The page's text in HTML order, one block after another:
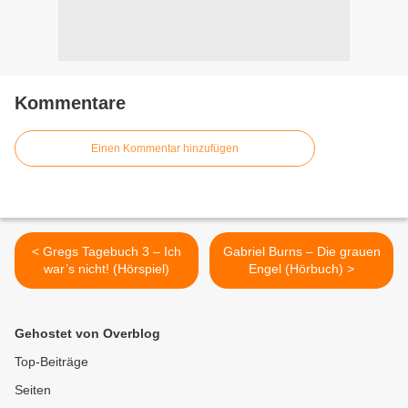
Kommentare
Einen Kommentar hinzufügen
< Gregs Tagebuch 3 – Ich
war’s nicht! (Hörspiel)
Gabriel Burns – Die grauen
Engel (Hörbuch) >
Gehostet von Overblog
Top-Beiträge
Seiten